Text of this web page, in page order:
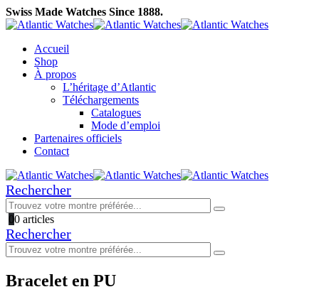
Swiss Made Watches Since 1888.
Accueil
Shop
À propos
L’héritage d’Atlantic
Téléchargements
Catalogues
Mode d’emploi
Partenaires officiels
Contact
Rechercher
00 articles
Rechercher
Bracelet en PU